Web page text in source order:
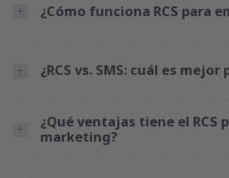
¿Cómo funciona RCS para
¿RCS vs. SMS: cuál es
¿Qué ventajas tiene el RCS
marketing?